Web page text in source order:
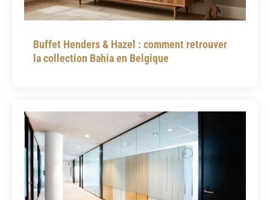
Buffet Henders & Hazel : comment retrouver
la collection Bahia en Belgique